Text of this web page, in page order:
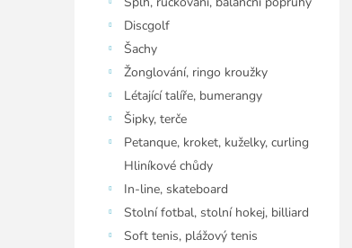
Discgolf
Šachy
Žonglování, ringo kroužky
Létající talíře, bumerangy
Šipky, terče
Petanque, kroket, kuželky, curling
Hliníkové chůdy
In-line, skateboard
Stolní fotbal, stolní hokej, billiard
Soft tenis, plážový tenis